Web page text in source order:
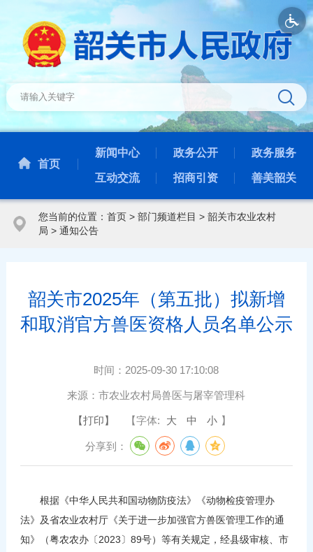
首页
新闻中心 政务公开 政务服务
互动交流 招商引资 善美韶关
您当前的位置： 首页> 部门频道栏目 > 韶关市农业农村
局 > 通知公告
韶关市2025年（第五批）拟新增
和取消官方兽医资格人员名单公示
时间： 2025-09-30 17:10:08
来源：市农业农村局兽医与屠宰管理科
【打印】 【字体: 大 中 小 】
分享到：
根据《中华人民共和国动物防疫法》《动物检疫管理办
法》及省农业农村厅《关于进一步加强官方兽医管理工作的通
知》（粤农农办〔2023〕89号）等有关规定，经县级审核、市